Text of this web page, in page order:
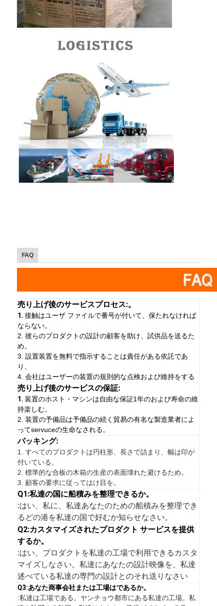
FAQ
売り上げ後のサービスプロセス:。
1.接触はユーザ ファイルで番号が付いて、保たれなければ
ならない。
2. 彼らのプロダクトの設計の顧客を助け、試供品を送るた
め。
3. 設置装置を無料で指示することは責任がある依託であ
り、
4. 会社はユーザーの装置の規則的な点検および維持をする
売り上げ後のサービスの保証:
1.装置のホスト・マシンは自由な保証1年のおよび寿命の維
持楽しむ。
2. 装置の予備品は予備品の続く貿易の有名な製造業者によ
ってservuceの生命なされる。
パッキング:
1.すべてのプロダクトは円柱形、長さで詰まり、幅は印が
付いている。
2. 標準的な合板の木箱の生産の表面壊れた避けるため。
3. 顧客の要求に従ってはけ目を。
Q1:私達の国に船積みを整理できるか。
:はい、私に、私達あなたのための船積みを整理でき
るどの港を私達の国で好むか知らせなさい。
Q2:カスタマイズされたプロダクト サービスを提供
するか。
:はい、プロダクトを私達の工場で利用できるカスタ
マイズしなさい。私達にあなたの設計映像を、私達
述べている私達の専門の設計とのそれ送りなさい
Q3:あなた商事会社または工場はであるか。
:私達は工場である。ヤンチョウ都市にある私達の工場。私